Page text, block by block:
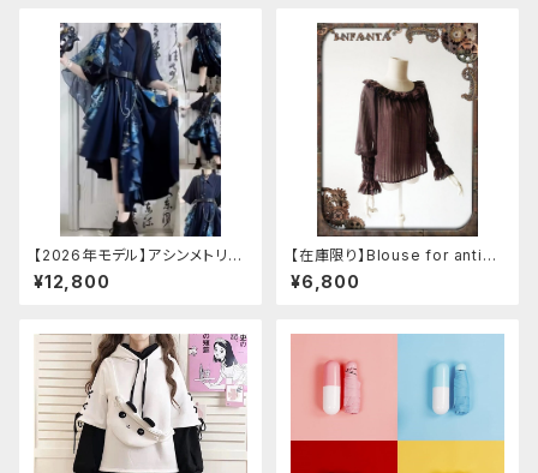
【2026年モデル】アシンメトリー
チャイナ改良ドレス
¥12,800
【在庫限り】Blouse for antiqu
e automaton
¥6,800